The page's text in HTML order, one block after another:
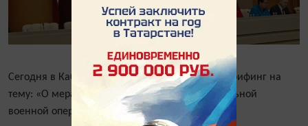
Сегодня в Кабинете Министров РТ состоялся брифинг на
тему: «О мерах поддержки участников специальной
военной операции и их семей».